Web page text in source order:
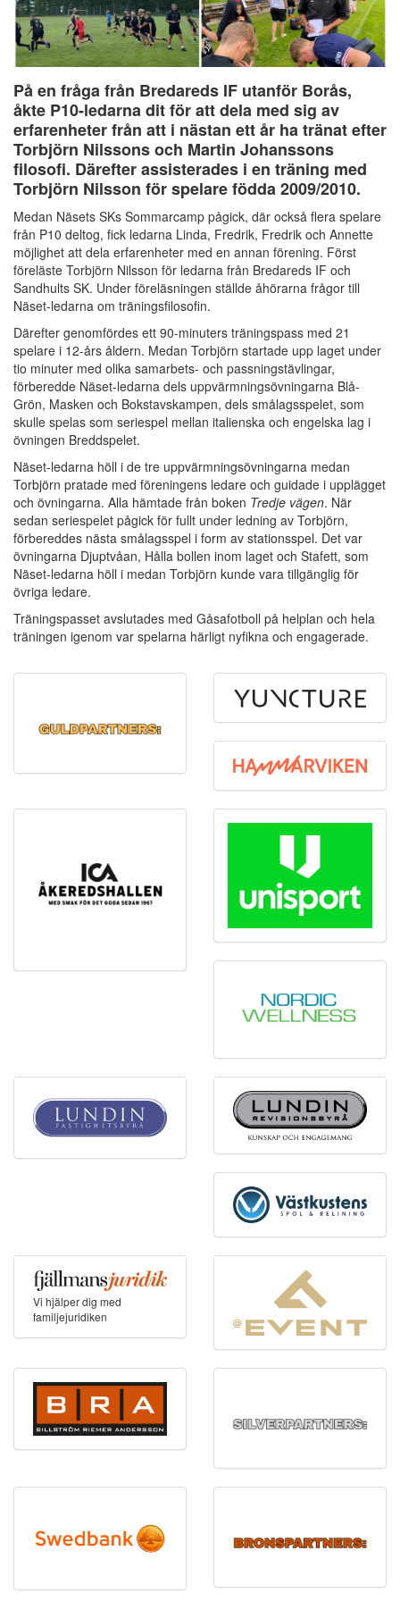
På en fråga från Bredareds IF utanför Borås,
åkte P10-ledarna dit för att dela med sig av
erfarenheter från att i nästan ett år ha tränat efter
Torbjörn Nilssons och Martin Johanssons
filosofi. Därefter assisterades i en träning med
Torbjörn Nilsson för spelare födda 2009/2010.
Medan Näsets SKs Sommarcamp pågick, där också flera spelare
från P10 deltog, fick ledarna Linda, Fredrik, Fredrik och Annette
möjlighet att dela erfarenheter med en annan förening. Först
föreläste Torbjörn Nilsson för ledarna från Bredareds IF och
Sandhults SK. Under föreläsningen ställde åhörarna frågor till
Näset-ledarna om träningsfilosofin.
Därefter genomfördes ett 90-minuters träningspass med 21
spelare i 12-års åldern. Medan Torbjörn startade upp laget under
tio minuter med olika samarbets- och passningstävlingar,
förberedde Näset-ledarna dels uppvärmningsövningarna Blå-
Grön, Masken och Bokstavskampen, dels smålagsspelet, som
skulle spelas som seriespel mellan italienska och engelska lag i
övningen Breddspelet.
Näset-ledarna höll i de tre uppvärmningsövningarna medan
Torbjörn pratade med föreningens ledare och guidade i upplägget
och övningarna. Alla hämtade från boken Tredje vägen. När
sedan seriespelet pågick för fullt under ledning av Torbjörn,
förbereddes nästa smålagsspel i form av stationsspel. Det var
övningarna Djuptvåan, Hålla bollen inom laget och Stafett, som
Näset-ledarna höll i medan Torbjörn kunde vara tillgänglig för
övriga ledare.
Träningspasset avslutades med Gåsafotboll på helplan och hela
träningen igenom var spelarna härligt nyfikna och engagerade.
Vi hjälper dig med
familjejuridiken